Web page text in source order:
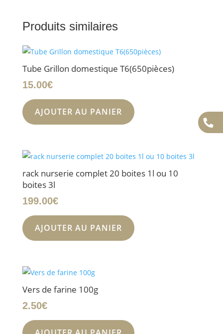
Produits similaires
Tube Grillon domestique T6(650pièces)
15.00€
AJOUTER AU PANIER
rack nurserie complet 20 boites 1l ou 10
boites 3l
199.00€
AJOUTER AU PANIER
Vers de farine 100g
2.50€